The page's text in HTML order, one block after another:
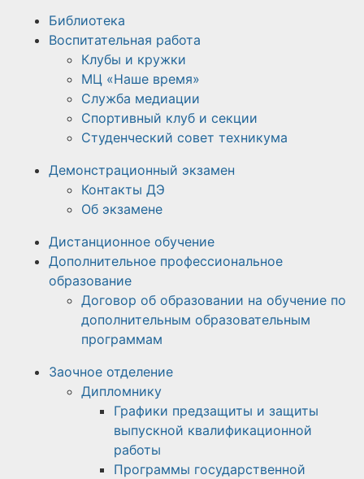
Библиотека
Воспитательная работа
Клубы и кружки
МЦ «Наше время»
Служба медиации
Спортивный клуб и секции
Студенческий совет техникума
Демонстрационный экзамен
Контакты ДЭ
Об экзамене
Дистанционное обучение
Дополнительное профессиональное
образование
Договор об образовании на обучение по
дополнительным образовательным
программам
Заочное отделение
Дипломнику
Графики предзащиты и защиты
выпускной квалификационной
работы
Программы государственной